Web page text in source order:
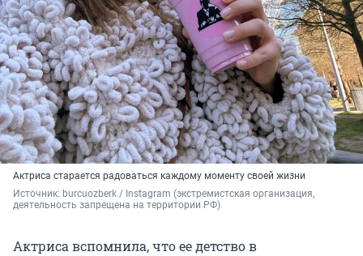
Актриса старается радоваться каждому моменту своей жизни
Источник: burcuozberk / Instagram (экстремистская организация,
деятельность запрещена на территории РФ)
Актриса вспомнила, что ее детство в